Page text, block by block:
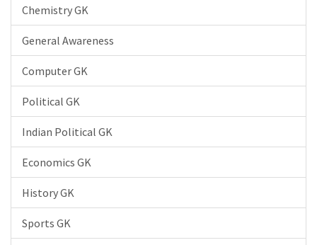
Chemistry GK
General Awareness
Computer GK
Political GK
Indian Political GK
Economics GK
History GK
Sports GK